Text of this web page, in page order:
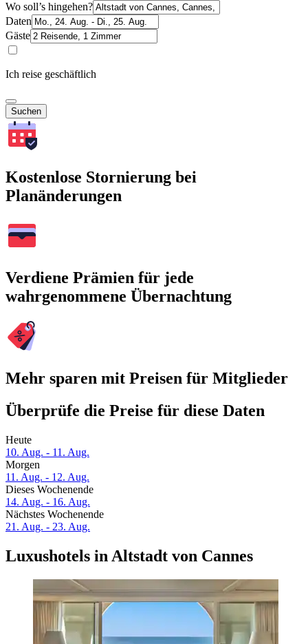
Wo soll’s hingehen?
Daten
Gäste
Ich reise geschäftlich
Suchen
Kostenlose Stornierung bei
Planänderungen
Verdiene Prämien für jede
wahrgenommene Übernachtung
Mehr sparen mit Preisen für Mitglieder
Überprüfe die Preise für diese Daten
Heute
10. Aug. - 11. Aug.
Morgen
11. Aug. - 12. Aug.
Dieses Wochenende
14. Aug. - 16. Aug.
Nächstes Wochenende
21. Aug. - 23. Aug.
Luxushotels in Altstadt von Cannes